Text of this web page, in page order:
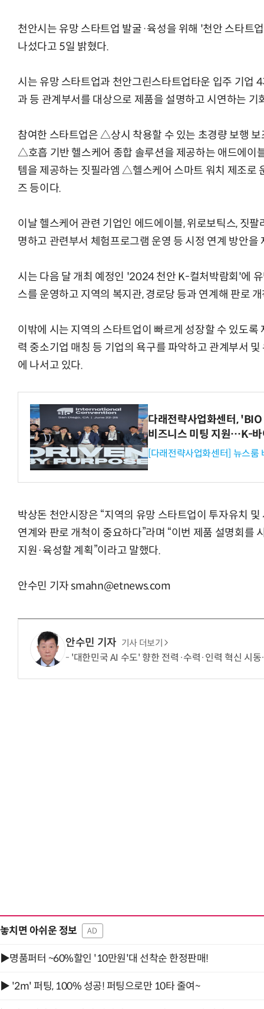
천안시는 유망 스타트업 발굴·육성을 위해 '천안 스타트
나섰다고 5일 밝혔다.
시는 유망 스타트업과 천안그린스타트업타운 입주 기업
과 등 관계부서를 대상으로 제품을 설명하고 시연하는 기
참여한 스타트업은 △상시 착용할 수 있는 초경량 보행
△호흡 기반 헬스케어 종합 솔루션을 제공하는 애드에이
템을 제공하는 짓필라엠 △헬스케어 스마트 워치 제조로
즈 등이다.
이날 헬스케어 관련 기업인 에드에이블, 위로보틱스, 짓
명하고 관련부서 체험프로그램 운영 등 시정 연계 방안을
시는 다음 달 개최 예정인 '2024 천안 K-컬처박람회'에
스를 운영하고 지역의 복지관, 경로당 등과 연계해 판로
이밖에 시는 지역의 스타트업이 빠르게 성장할 수 있도록
력 중소기업 매칭 등 기업의 욕구를 파악하고 관계부서
에 나서고 있다.
다래전략사업화센터,
비즈니스 미팅 지원…K-바
[다래전략사업화센터] 뉴스룸
박상돈 천안시장은 “지역의 유망 스타트업이 투자유치
연계와 판로 개척이 중요하다”라며 “이번 제품 설명회를
지원·육성할 계획”이라고 말했다.
안수민 기자 smahn@etnews.com
안수민 기자 기사 더보기
'대한민국 AI 수도' 향한 전력·수력·인력 혁신 시
놓치면 아쉬운 정보 AD
▶명품퍼터 ~60%할인 '10만원'대 선착순 한정판매!
▶ '2m' 퍼팅, 100% 성공! 퍼팅으로만 10타 줄여~
체계화 된 데이터가 곧 AI 시대의 경쟁력이다 현업에서 바로 쓰는 "하네스 엔